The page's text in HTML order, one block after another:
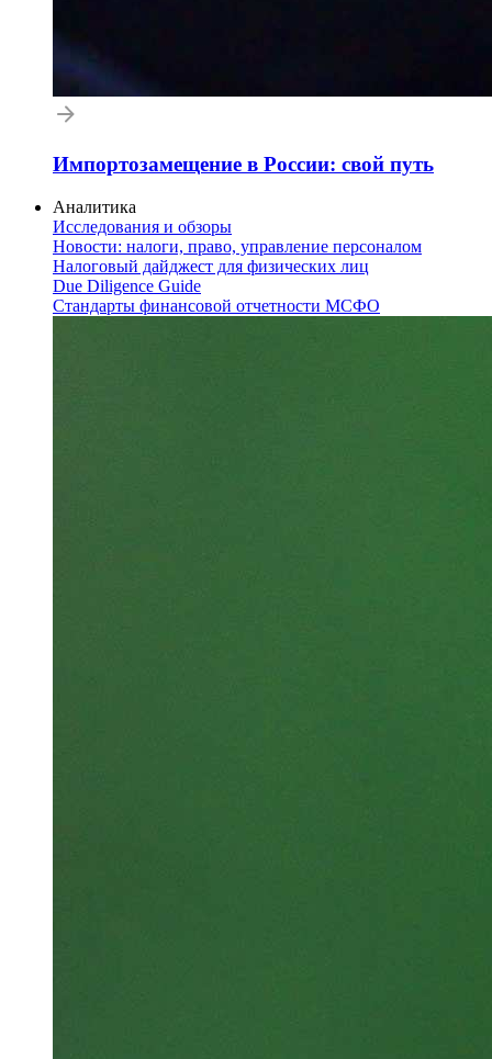
Импортозамещение в России: свой путь
Аналитика
Исследования и обзоры
Новости: налоги, право, управление персоналом
Налоговый дайджест для физических лиц
Due Diligence Guide
Стандарты финансовой отчетности МСФО